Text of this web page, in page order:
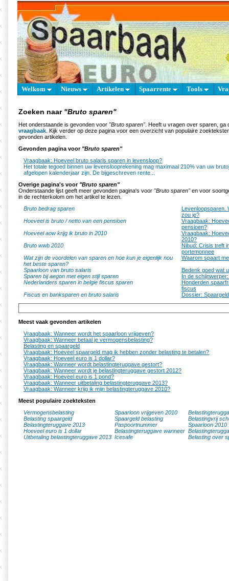
Welkom Nieuws Artikelen Spaarrente Tools
Zoeken naar "Bruto sparen"
Het onderstaande is gevonden voor "Bruto sparen". Heeft u vragen over sparen, ga
vraagbaak . Kijk verder op deze pagina voor een overzicht van populaire
gevonden artikelen.
Gevonden pagina voor "Bruto sparen"
Vraagbaak: Hoeveel bruto salaris sparen in levensloop?
Het totale tegoed binnen uw levenslooprekening mag maximaal 210% van uw
afgelopen kalenderjaar zijn. De bijgeschreven rente...
Overige pagina's voor "Bruto sparen"
Onderstaande lijst geeft meer gevonden pagina's voor "Bruto sparen"en voor
in de rechterkolom om het artikel te lezen.
Bruto bedrag sparen
Levenloopsparen.
zou je?
Hoeveel is bruto / netto van een pensioen
Vraagbaak:
pensioen?
Hoeveel aow krijg ik bruto in 2010
Vraagbaak:
2010?
Bruto wwb 2010
Nibud: Crisis treft
portemonnee
Wat zijn de voordelen van sparen en hoe kun je eigenlijk nou
het beste sparen?
Waarom spaart
Spaarloon van bruto salaris
Bedenk goed wat
Sparen bij aegon met eigen stijl sparen
In de
Nederlanders sparen in belgie fiscus sparen
Honderden
fiscus
Fiscus en banksparen en bruto salaris
Dossier:
Meest vaak gevonden artikelen
Vraagbaak: Wanneer wordt het spaarloon vrijgeven?
Vraagbaak: Wanneer betaal je vermogensbelasting?
Belasting en spaargeld
Vraagbaak: Hoeveel spaargeld mag ik hebben zonder belasting te betalen?
Vraagbaak: Hoeveel euro is 1 dollar?
Vraagbaak: Wanneer wordt belastingteruggave gestort?
Vraagbaak: Wanneer wordt je belastingteruggave gestort 2012?
Vraagbaak: Hoeveel euro is 1 pond?
Vraagbaak: Wanneer uitbetaling belastingteruggave 2013?
Vraagbaak: Wanneer krijg ik mijn belastingteruggave 2010?
Meest populaire zoekteksten
Vermogensbelasting
Spaarloon vrijgeven 2010
Belasting spaargeld
Spaargeld belasting
Belastingvrij
Belastingteruggave 2013
Paspoortnummer
Spaarloon 2010
Hoeveel euro is 1 dollar
Belastingteruggave wanneer
Uitbetaling belastingteruggave 2013 Icesafe Belasting over